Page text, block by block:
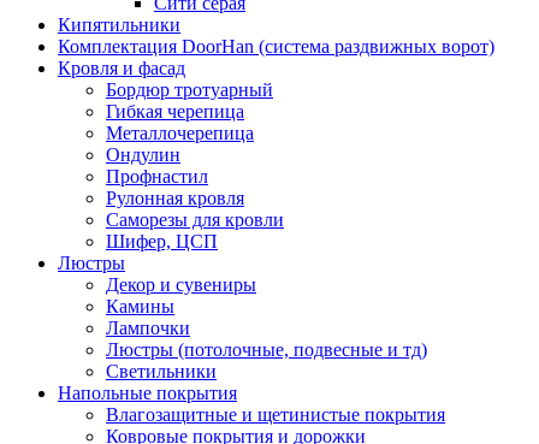
Кипятильники
Комплектация DoorHan (система раздвижных ворот)
Кровля и фасад
Бордюр тротуарный
Гибкая черепица
Металлочерепица
Ондулин
Профнастил
Рулонная кровля
Саморезы для кровли
Шифер, ЦСП
Люстры
Декор и сувениры
Камины
Лампочки
Люстры (потолочные, подвесные и тд)
Светильники
Напольные покрытия
Влагозащитные и щетинистые покрытия
Ковровые покрытия и дорожки